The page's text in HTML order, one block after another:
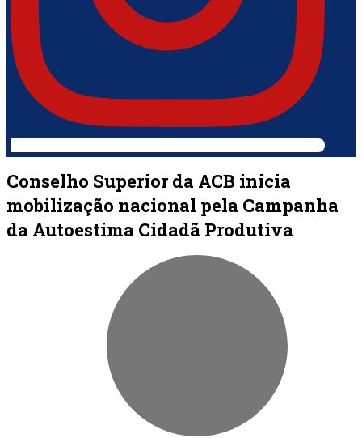
Conselho Superior da ACB inicia
mobilização nacional pela Campanha
da Autoestima Cidadã Produtiva